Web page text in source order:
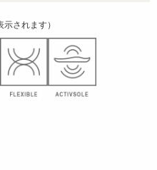
されます）